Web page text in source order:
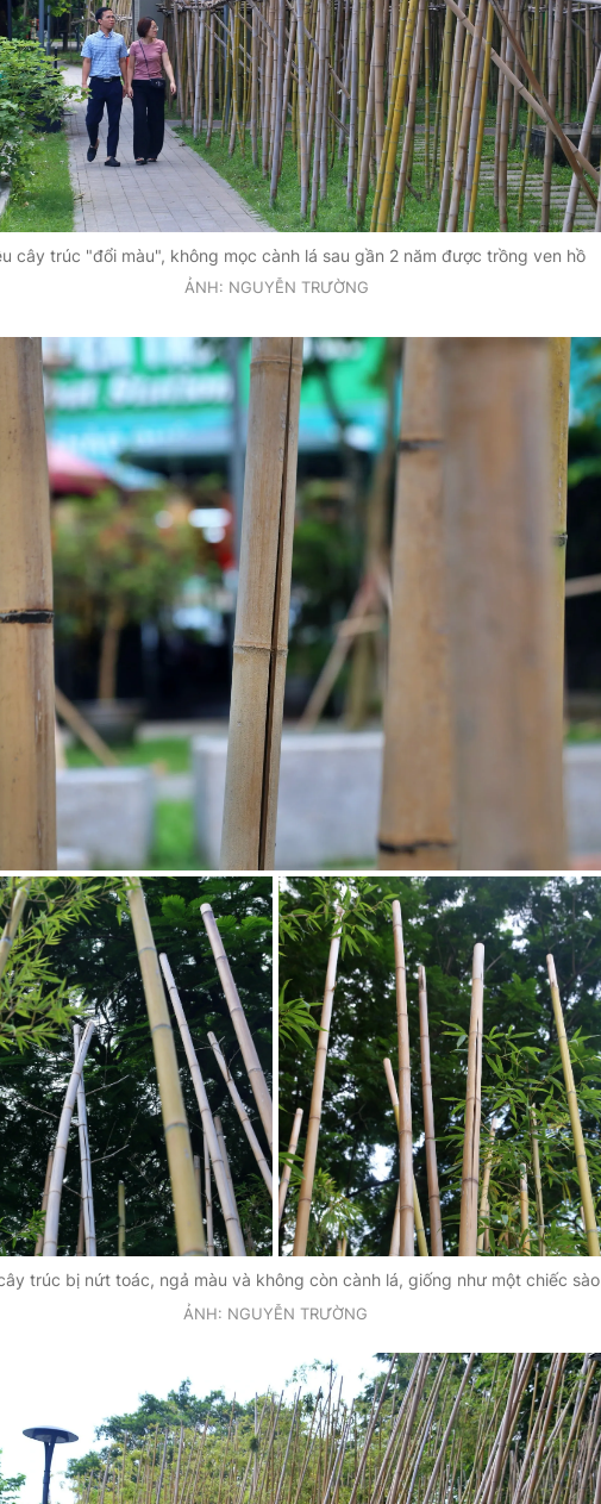
cây trúc "đổi màu", không mọc cành lá sau gần 2 năm được trồng ven hồ
ẢNH: NGUYỄN TRƯỜNG
trúc bị nứt toác, ngả màu và không còn cành lá, giống như một chiếc sào
ẢNH: NGUYỄN TRƯỜNG